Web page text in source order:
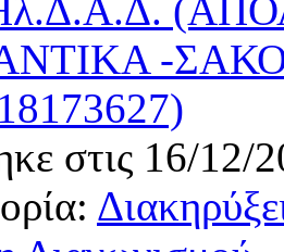
Ηλ.Δ.Α.Δ.
-
στις 16/12/